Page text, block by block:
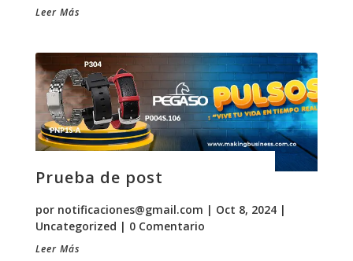
Leer Más
Prueba de post
por notificaciones@gmail.com | Oct 8, 2024|
Uncategorized | 0 Comentario
Leer Más